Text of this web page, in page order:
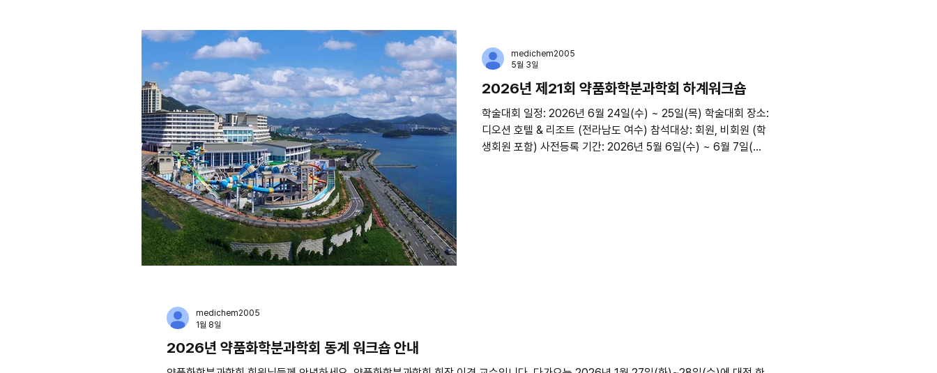
2026년 제21회 약품화학분과학회 하계워크숍
​학술대회 일정: 2026년 6월 24일(수) ~ 25일(목) ​학술대회 장소:
디오션 호텔 & 리조트 (전라남도 여수) 참석대상: 회원, 비회원 (학
생회원 포함) ​사전등록 기간: 2026년 5월 6일(수) ~ 6월 7일(일)
medichem2005
5월 3일
2026년 약품화학분과학회 동계 워크숍 안내
medichem2005
1월 8일